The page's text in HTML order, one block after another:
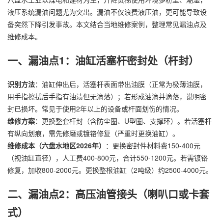
液压系统漏油问题尤为突出。漏油不仅浪费液压油，更可能导致设
备突然下降引发事故。本文结合当地维修案例，整理常见漏油点及
维修成本。
一、漏油点1：油缸活塞杆密封处（杆封）
识别方法：油缸伸出后，活塞杆表面带出油膜（正常为极薄油膜，
用手指擦拭后手指有油渍但无滴落）；若形成油滴并滴落，说明密
封已损坏。常见于使用2年以上的设备或杆面划伤的情况。
维修方案：更换整套杆封（含防尘圈、U型圈、支撑环）。若活塞杆
有纵向划痕，需先修磨或镀铬修复（严重时更换油缸）。
维修成本（六盘水地区2026年） ：更换密封件材料费150-400元
（视油缸直径），人工费400-800元，合计550-1200元。若需镀铬
修复，加收800-2000元。更换整根油缸（2吨级）约2500-4000元。
二、漏油点2：高压油管接头（喇叭口或卡套
式）